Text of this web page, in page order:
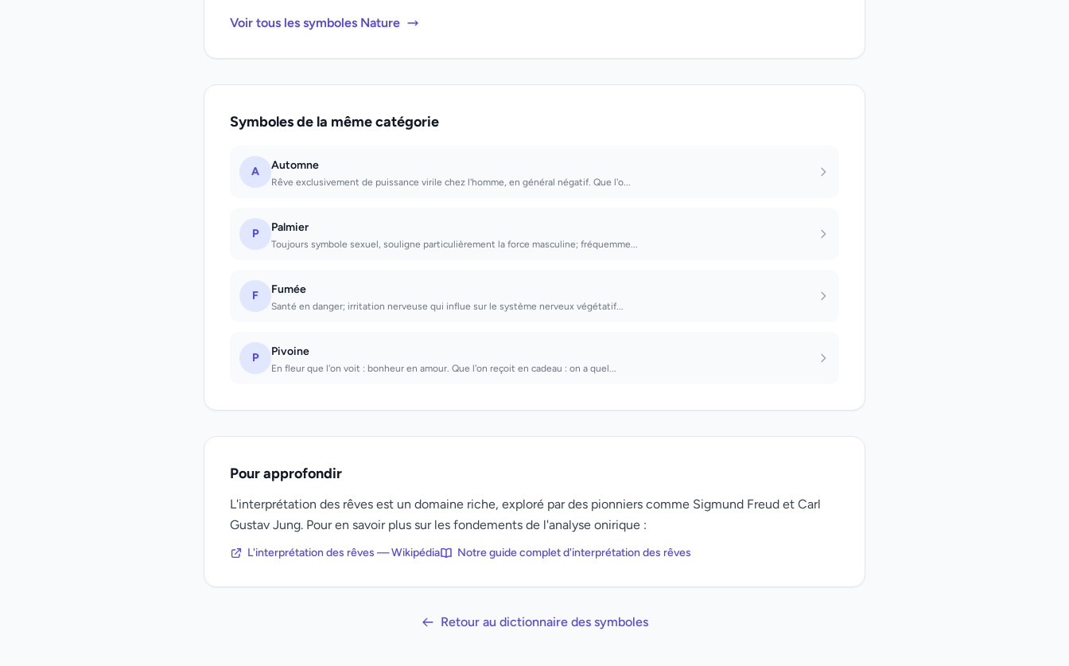
Voir tous les symboles Nature
Symboles de la même catégorie
A Automne
Rêve exclusivement de puissance virile chez l'homme, en général négatif. Que l'o...
P Palmier
Toujours symbole sexuel, souligne particulièrement la force masculine; fréquemme...
F Fumée
Santé en danger; irritation nerveuse qui influe sur le système nerveux végétatif...
P Pivoine
En fleur que l'on voit : bonheur en amour. Que l'on reçoit en cadeau : on a quel...
Pour approfondir
L'interprétation des rêves est un domaine riche, exploré par des pionniers comme Sigmund Freud et Carl
Gustav Jung. Pour en savoir plus sur les fondements de l'analyse onirique :
L'interprétation des rêves — Wikipédia Notre guide complet d'interprétation des rêves
Retour au dictionnaire des symboles